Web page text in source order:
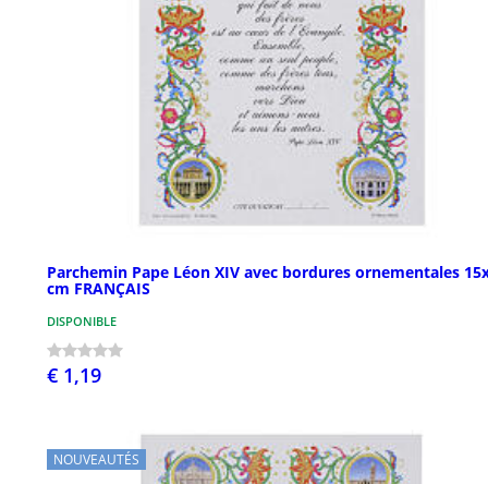
Parchemin Pape Léon XIV avec bordures ornementales
cm FRANÇAIS
DISPONIBLE
€ 1,19
NOUVEAUTÉS